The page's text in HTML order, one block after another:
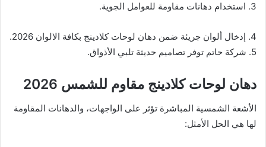
3. استخدام دهانات مقاومة للعوامل الجوية.
4. إدخال ألوان جريئة ضمن دهان لوحات كلادينج بكافة الالوان 2026.
5. شركة حاتم توفر تصاميم حديثة تلبي الأذواق.
دهان لوحات كلادينج مقاوم للشمس 2026
الأشعة الشمسية المباشرة تؤثر على الواجهات، والدهانات المقاومة
لها هي الحل الأمثل: